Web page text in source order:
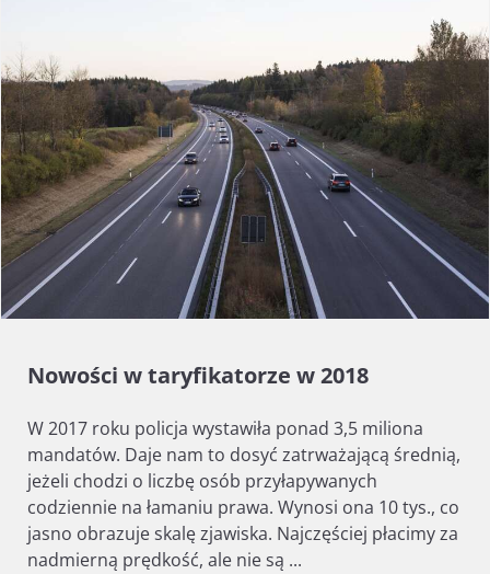
Nowości w taryfikatorze w 2018
W 2017 roku policja wystawiła ponad 3,5 miliona
mandatów. Daje nam to dosyć zatrważającą średnią,
jeżeli chodzi o liczbę osób przyłapywanych
codziennie na łamaniu prawa. Wynosi ona 10 tys., co
jasno obrazuje skalę zjawiska. Najczęściej płacimy za
nadmierną prędkość, ale nie są ...